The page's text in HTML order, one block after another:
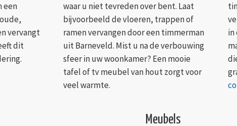
een
vervangt
dit
waar u niet tevreden over bent. Laat
bijvoorbeeld de vloeren, trappen of
ramen vervangen door een timmerman
uit Barneveld. Mist u na de verbouwing
sfeer in uw woonkamer? Een mooie
tafel of tv meubel van hout zorgt voor
veel warmte.
in
Meubels